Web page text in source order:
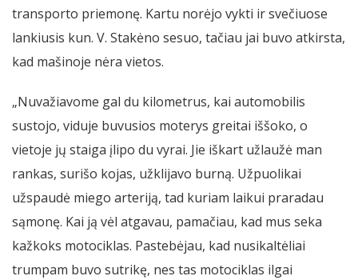
transporto priemonę. Kartu norėjo vykti ir svečiuose
lankiusis kun. V. Stakėno sesuo, tačiau jai buvo atkirsta,
kad mašinoje nėra vietos.
„Nuvažiavome gal du kilometrus, kai automobilis
sustojo, viduje buvusios moterys greitai iššoko, o
vietoje jų staiga įlipo du vyrai. Jie iškart užlaužė man
rankas, surišo kojas, užklijavo burną. Užpuolikai
užspaudė miego arteriją, tad kuriam laikui praradau
sąmonę. Kai ją vėl atgavau, pamačiau, kad mus seka
kažkoks motociklas. Pastebėjau, kad nusikaltėliai
trumpam buvo sutrikę, nes tas motociklas ilgai